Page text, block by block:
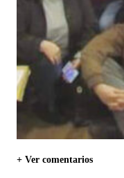
+ Ver comentarios